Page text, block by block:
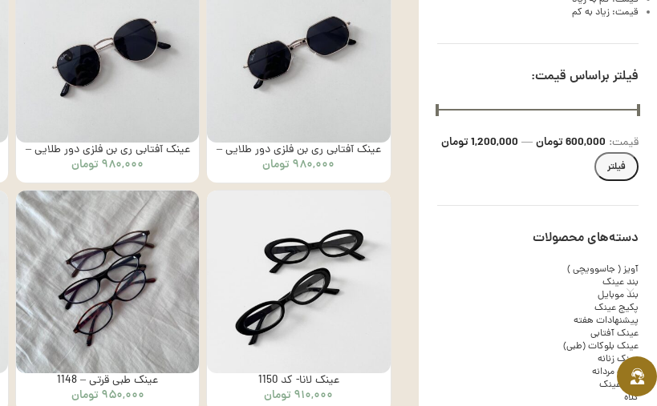
قیمت: زیاد به کم
فیلتر براساس قیمت:
فیلتر
قیمت: 600,000 تومان — 1,200,000 تومان
دسته‌های محصولات
آویز ( جاسوویچی )
بند عینک
بند موبایل
پکیج عینک
پیشنهادات هفته
عینک آفتابی
عینک بلوکات (طبی)
عینک زنانه
عینک مردانه
کاور عینک
کلاه
عینک آفتابی ری بن فلزی دور طلایی –
کد1003
۹۸۰,۰۰۰ تومان
عینک آفتابی ری بن فلزی دور طلایی –
کد 1002
۹۸۰,۰۰۰ تومان
عینک لانا- کد 1150
۹۱۰,۰۰۰ تومان
عینک طبی قرتی – 1148
۹۵۰,۰۰۰ تومان